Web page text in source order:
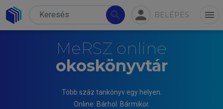
search person BELÉPÉS menu
MeRSZ online
okoskönyvtár
Több száz tankönyv egy helyen.
Online. Bárhol. Bármikor.